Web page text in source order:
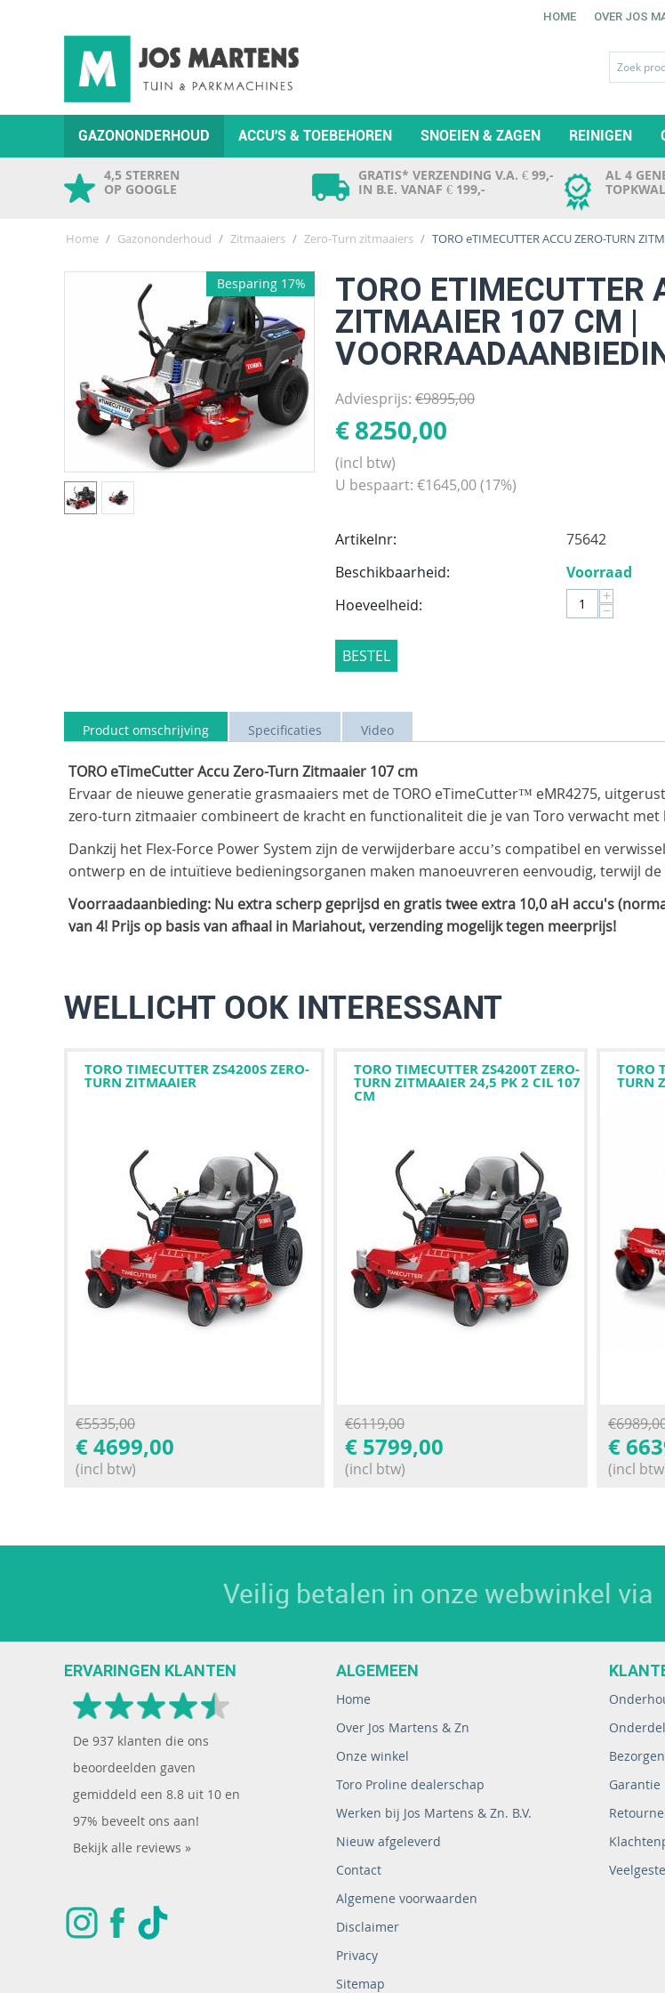
HOME OVER JOS
GAZONONDERHOUD ACCU'S & TOEBEHOREN SNOEIEN & ZAGEN REINIGEN
4,5 STERREN
OP GOOGLE
GRATIS* VERZENDING V.A. € 99,-
IN B.E. VANAF € 199,-
AL 4
Home / Gazononderhoud / Zitmaaiers / Zero-Turn zitmaaiers / TORO eTIMECUTTER ACCU ZERO-TURN
Besparing 17%
TORO ETIMECUTTER
ZITMAAIER 107 CM |
Adviesprijs: €9895,00
€8250,00
(incl btw)
U bespaart: €1645,00(17%)
Artikelnr:
75642
Beschikbaarheid:
Voorraad
Hoeveelheid:
+
−
BESTEL
Product omschrijving Specificaties Video
TORO eTimeCutter Accu Zero-Turn Zitmaaier 107 cm
Ervaar de nieuwe generatie grasmaaiers met de TORO eTimeCutter™ eMR4275,
zero-turn zitmaaier combineert de kracht en functionaliteit die je van Toro verwacht met
Dankzij het Flex-Force Power System zijn de verwijderbare accu’s compatibel en
ontwerp en de intuïtieve bedieningsorganen maken manoeuvreren eenvoudig, terwijl
Voorraadaanbieding: Nu extra scherp geprijsd en gratis twee extra 10,0 aH accu's
van 4! Prijs op basis van afhaal in Mariahout, verzending mogelijk tegen meerprijs!
WELLICHT OOK INTERESSANT
TORO TIMECUTTER ZS4200S ZERO-
TURN ZITMAAIER
€5535,00
€4699,00
(incl btw)
TORO TIMECUTTER ZS4200T ZERO-
TURN ZITMAAIER 24,5 PK 2 CIL 107
CM
€6119,00
€ 5799,00
(incl btw)
TORO
TURN
€
€
(incl
Veilig betalen in onze webwinkel via
ERVARINGEN KLANTEN
De 937 klanten die ons
beoordeelden gaven
gemiddeld een 8.8 uit 10 en
97% beveelt ons aan!
Bekijk alle reviews »
ALGEMEEN
Home
Over Jos Martens & Zn
Onze winkel
Toro Proline dealerschap
Werken bij Jos Martens & Zn. B.V.
Nieuw afgeleverd
Contact
Algemene voorwaarden
Disclaimer
Privacy
Sitemap
Bezorgen
Garantie